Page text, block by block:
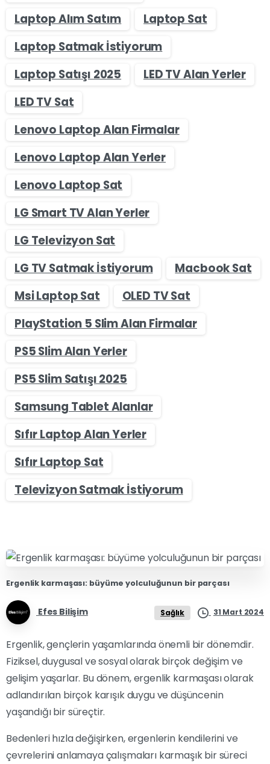
Laptop Alım Satım
Laptop Sat
Laptop Satmak İstiyorum
Laptop Satışı 2025
LED TV Alan Yerler
LED TV Sat
Lenovo Laptop Alan Firmalar
Lenovo Laptop Alan Yerler
Lenovo Laptop Sat
LG Smart TV Alan Yerler
LG Televizyon Sat
LG TV Satmak İstiyorum
Macbook Sat
Msi Laptop Sat
OLED TV Sat
PlayStation 5 Slim Alan Firmalar
PS5 Slim Alan Yerler
PS5 Slim Satışı 2025
Samsung Tablet Alanlar
Sıfır Laptop Alan Yerler
Sıfır Laptop Sat
Televizyon Satmak İstiyorum
Ergenlik karmaşası: büyüme yolculuğunun bir parçası
Efes Bilişim Sağlık 31 Mart 2024
Ergenlik, gençlerin yaşamlarında önemli bir dönemdir.
Fiziksel, duygusal ve sosyal olarak birçok değişim ve
gelişim yaşarlar. Bu dönem, ergenlik karmaşası olarak
adlandırılan birçok karışık duygu ve düşüncenin
yaşandığı bir süreçtir.
Bedenleri hızla değişirken, ergenlerin kendilerini ve
çevrelerini anlamaya çalışmaları karmaşık bir süreci